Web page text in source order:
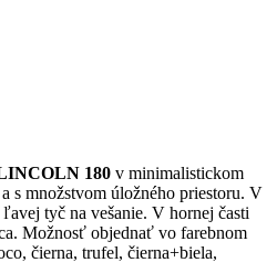
180 v minimalistickom
s množstvom úložného priestoru. V
tyč na vešanie. V hornej časti
Možnosť objednať vo farebnom
čierna, trufel, čierna+biela,